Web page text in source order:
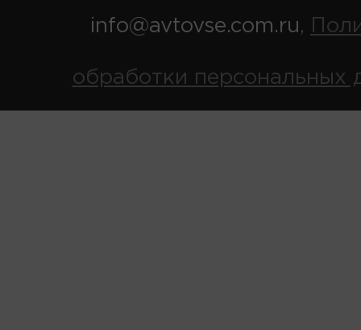
info@avtovse.com.ru,
обработки персональных